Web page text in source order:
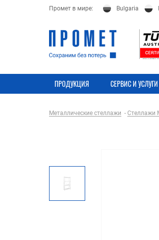
Промет в мире: Bulgaria
ПРОДУКЦИЯ СЕРВИС И УСЛУГИ
Металлические стеллажи Стеллажи